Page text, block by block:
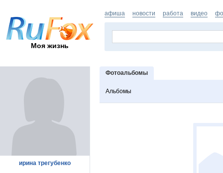
Моя жизнь
афиша новости работа видео
Фотоальбомы
Альбомы
ирина трегубенко